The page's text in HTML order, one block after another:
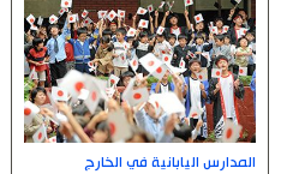
المدارس اليابانية في الخارج